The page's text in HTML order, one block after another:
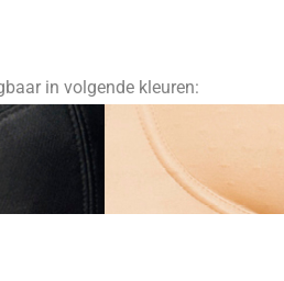
in volgende kleuren: